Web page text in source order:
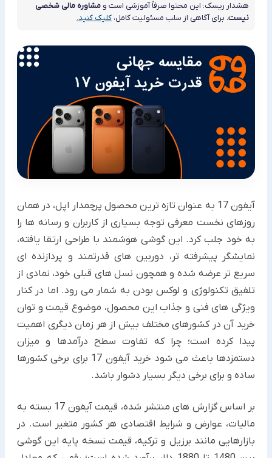
هشدار ریسک: این محتوا صرفاً آموزشی است و مشاوره مالی شخصی
نیست. برای آگاهی از سلب مسئولیت کامل، کلیک کنید.
آیفون 17 به عنوان تازه ترین محصول پرچمدار اپل، در همان
روزهای نخست معرفی توجه بسیاری از کاربران و رسانه ها را
به خود جلب کرد. این گوشی هوشمند با طراحی ارتقا یافته،
نمایشگر پیشرفته تر، دوربین های قدرتمند و پردازنده ای
سریع تر عرضه شده و همچون نسل های قبلی خود، نمادی از
تلفیق تکنولوژی و لوکس بودن به شمار می رود. اما در کنار
ویژگی های فنی و جذاب این محصول، موضوع قیمت و توان
خرید آن در کشورهای مختلف بیش از هر زمان دیگری اهمیت
پیدا کرده است؛ چرا که تفاوت سطح درآمدها و میزان
دستمزدها باعث می شود خرید آیفون 17 برای برخی کشورها
ساده و برای برخی دیگر بسیار دشوار باشد.
بر اساس گزارش های منتشر شده، قیمت آیفون 17 بسته به
مالیات، عوارض و شرایط اقتصادی هر کشور متغیر است. در
بازارهایی مانند برزیل و ترکیه، قیمت نسخه پایه این گوشی